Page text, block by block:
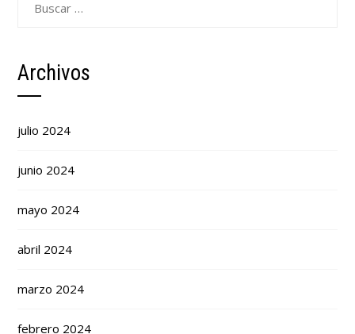
Archivos
julio 2024
junio 2024
mayo 2024
abril 2024
marzo 2024
febrero 2024